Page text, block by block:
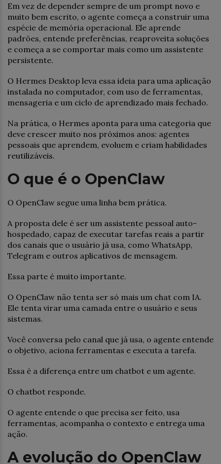
Em vez de depender sempre de um prompt novo e
muito bem escrito, o agente começa a construir uma
espécie de memória operacional. Ele aprende
padrões, entende preferências, reaproveita soluções
e começa a se comportar mais como um assistente
persistente.
O Hermes Desktop leva essa ideia para uma aplicação
instalada no computador, com uso de ferramentas,
mensageria e um ciclo de aprendizado mais fechado.
Na prática, o Hermes aponta para uma categoria que
deve crescer muito nos próximos anos: agentes
pessoais que aprendem, evoluem e criam habilidades
reutilizáveis.
O que é o OpenClaw
O OpenClaw segue uma linha bem prática.
A proposta dele é ser um assistente pessoal auto-
hospedado, capaz de executar tarefas reais a partir
dos canais que o usuário já usa, como WhatsApp,
Telegram e outros aplicativos de mensagem.
Essa parte é muito importante.
O OpenClaw não tenta ser só mais um chat com IA.
Ele tenta virar uma camada entre o usuário e seus
sistemas.
Você conversa pelo canal que já usa, o agente entende
o objetivo, aciona ferramentas e executa a tarefa.
Essa é a diferença entre um chatbot e um agente.
O chatbot responde.
O agente entende o que precisa ser feito, usa
ferramentas, acompanha o contexto e entrega uma
ação.
A evolução do OpenClaw